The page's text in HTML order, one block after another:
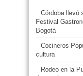
Córdoba llevó
Festival
Bogotá
Cocineros
cultura
Rodeo en la